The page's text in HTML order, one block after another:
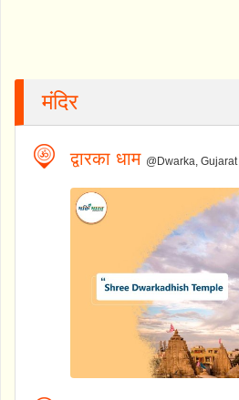
मंदिर
द्वारका धाम @Dwarka, Gujarat